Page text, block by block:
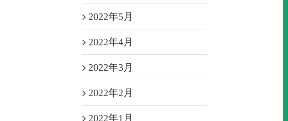
2022年5月
2022年4月
2022年3月
2022年2月
2022年1月